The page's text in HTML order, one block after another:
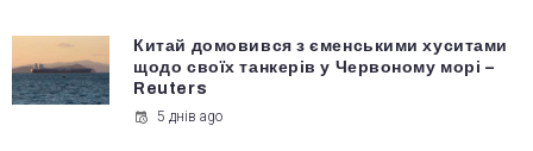
Китай домовився з єменськими хуситами
щодо своїх танкерів у Червоному морі –
Reuters
5 днів ago